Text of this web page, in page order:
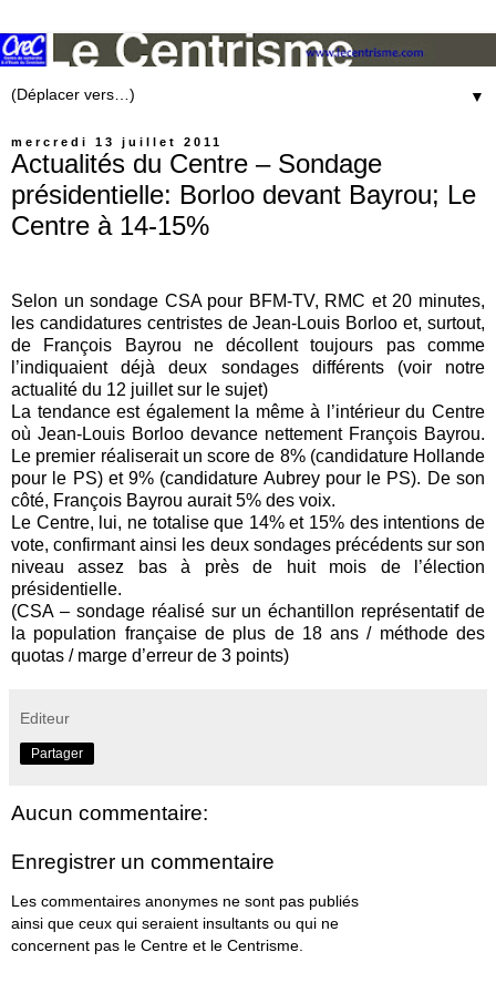
▼
mercredi 13 juillet 2011
Actualités du Centre – Sondage
présidentielle: Borloo devant Bayrou; Le
Centre à 14-15%
Selon un sondage CSA pour BFM-TV, RMC et 20 minutes,
les candidatures centristes de Jean-Louis Borloo et, surtout,
de François Bayrou ne décollent toujours pas comme
l’indiquaient déjà deux sondages différents (voir notre
actualité du 12 juillet sur le sujet)
La tendance est également la même à l’intérieur du Centre
où Jean-Louis Borloo devance nettement François Bayrou.
Le premier réaliserait un score de 8% (candidature Hollande
pour le PS) et 9% (candidature Aubrey pour le PS). De son
côté, François Bayrou aurait 5% des voix.
Le Centre, lui, ne totalise que 14% et 15% des intentions de
vote, confirmant ainsi les deux sondages précédents sur son
niveau assez bas à près de huit mois de l’élection
présidentielle.
(CSA – sondage réalisé sur un échantillon représentatif de
la population française de plus de 18 ans / méthode des
quotas / marge d’erreur de 3 points)
Editeur
Partager
Aucun commentaire:
Enregistrer un commentaire
Les commentaires anonymes ne sont pas publiés
ainsi que ceux qui seraient insultants ou qui ne
concernent pas le Centre et le Centrisme.